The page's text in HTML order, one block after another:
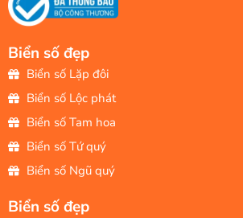
Biển số đẹp
Biển số Lặp đôi
Biển số Lộc phát
Biển số Tam hoa
Biển số Tứ quý
Biển số Ngũ quý
Biển số đẹp